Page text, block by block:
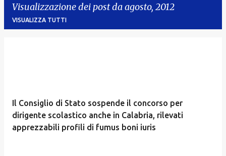
Visualizzazione dei post da agosto, 2012
VISUALIZZA TUTTI
Il Consiglio di Stato sospende il concorso per
dirigente scolastico anche in Calabria, rilevati
apprezzabili profili di fumus boni iuris